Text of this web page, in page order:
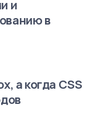
и
в
а когда CSS